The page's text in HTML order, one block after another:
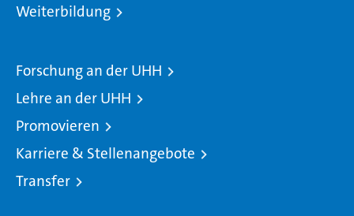
Weiterbildung
Forschung an der UHH
Lehre an der UHH
Promovieren
Karriere & Stellenangebote
Transfer